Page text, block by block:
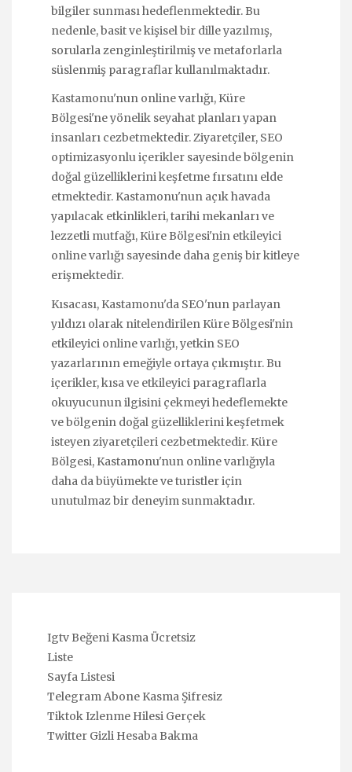
bilgiler sunması hedeflenmektedir. Bu
nedenle, basit ve kişisel bir dille yazılmış,
sorularla zenginleştirilmiş ve metaforlarla
süslenmiş paragraflar kullanılmaktadır.
Kastamonu'nun online varlığı, Küre
Bölgesi'ne yönelik seyahat planları yapan
insanları cezbetmektedir. Ziyaretçiler, SEO
optimizasyonlu içerikler sayesinde bölgenin
doğal güzelliklerini keşfetme fırsatını elde
etmektedir. Kastamonu'nun açık havada
yapılacak etkinlikleri, tarihi mekanları ve
lezzetli mutfağı, Küre Bölgesi'nin etkileyici
online varlığı sayesinde daha geniş bir kitleye
erişmektedir.
Kısacası, Kastamonu'da SEO'nun parlayan
yıldızı olarak nitelendirilen Küre Bölgesi'nin
etkileyici online varlığı, yetkin SEO
yazarlarının emeğiyle ortaya çıkmıştır. Bu
içerikler, kısa ve etkileyici paragraflarla
okuyucunun ilgisini çekmeyi hedeflemekte
ve bölgenin doğal güzelliklerini keşfetmek
isteyen ziyaretçileri cezbetmektedir. Küre
Bölgesi, Kastamonu'nun online varlığıyla
daha da büyümekte ve turistler için
unutulmaz bir deneyim sunmaktadır.
Igtv Beğeni Kasma Ücretsiz
Liste
Sayfa Listesi
Telegram Abone Kasma Şifresiz
Tiktok Izlenme Hilesi Gerçek
Twitter Gizli Hesaba Bakma